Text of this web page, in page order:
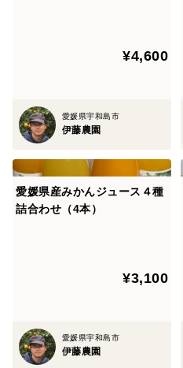
¥4,600
愛媛県宇和島市
伊藤農園
愛媛県産みかんジュース４種
詰合わせ（4本）
¥3,100
愛媛県宇和島市
伊藤農園